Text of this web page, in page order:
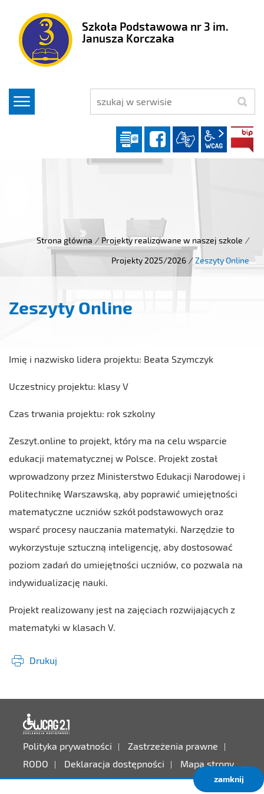
zamknij
Szkoła Podstawowa nr 3 im.
Janusza Korczaka
szukaj
Dziennik elektroniczny
facebook
wcag2.1
Strona główna / Projekty realizowane w naszej szkole /
Projekty 2025/2026 / Zeszyty Online
Zeszyty Online
Imię i nazwisko lidera projektu: Beata Szymczyk
Uczestnicy projektu: klasy V
Czas trwania projektu: rok szkolny
Zeszyt.online to projekt, który ma na celu wsparcie
edukacji matematycznej w Polsce. Projekt został
wprowadzony przez Ministerstwo Edukacji Narodowej i
Politechnikę Warszawską, aby poprawić umiejętności
matematyczne uczniów szkół podstawowych oraz
wsparć procesy nauczania matematyki. Narzędzie to
wykorzystuje sztuczną inteligencję, aby dostosować
poziom zadań do umiejętności uczniów, co pozwala na
indywidualizację nauki.
Projekt realizowany jest na zajęciach rozwijających z
matematyki w klasach V.
Drukuj
Polityka prywatności
Zastrzeżenia prawne
RODO
Deklaracja dostępności Mapa strony
Projekt: IntraCOM.pl